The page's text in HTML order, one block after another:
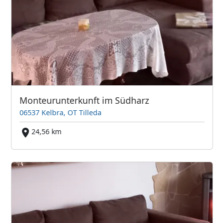
Monteurunterkunft im Südharz
06537 Kelbra, OT Tilleda
24,56 km